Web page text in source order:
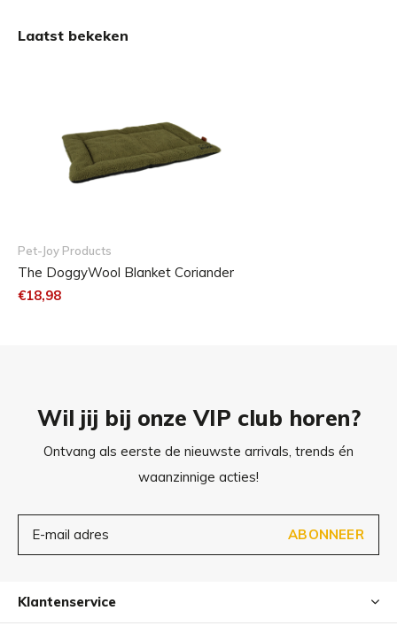
Laatst bekeken
Pet-Joy Products
The DoggyWool Blanket Coriander
€18,98
Wil jij bij onze VIP club horen?
Ontvang als eerste de nieuwste arrivals, trends én
waanzinnige acties!
ABONNEER
Klantenservice